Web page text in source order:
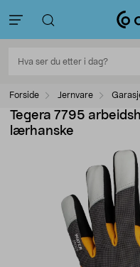
Forside Jernvare
Tegera 7795
lærhanske